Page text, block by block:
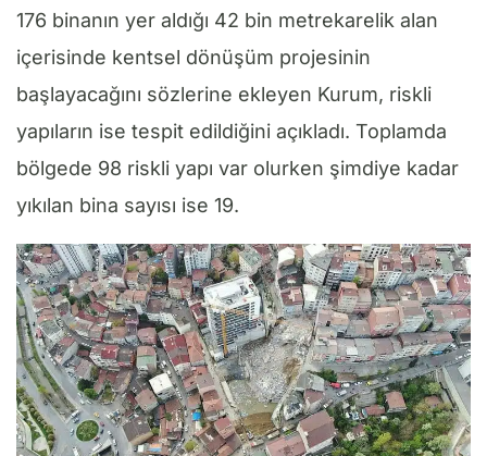
176 binanın yer aldığı 42 bin metrekarelik alan
içerisinde kentsel dönüşüm projesinin
başlayacağını sözlerine ekleyen Kurum, riskli
yapıların ise tespit edildiğini açıkladı. Toplamda
bölgede 98 riskli yapı var olurken şimdiye kadar
yıkılan bina sayısı ise 19.